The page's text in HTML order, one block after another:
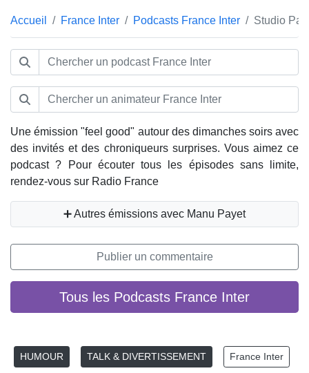
Accueil France Inter Podcasts France Inter Studio
Une émission "feel good" autour des dimanches soirs avec
des invités et des chroniqueurs surprises. Vous aimez ce
podcast ? Pour écouter tous les épisodes sans limite,
rendez-vous sur Radio France
➕ Autres émissions avec Manu Payet
Publier un commentaire
Tous les Podcasts France Inter
HUMOUR TALK & DIVERTISSEMENT France Inter